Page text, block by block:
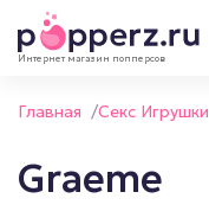
Интернет магазин попперсов
Главная /Секс Игрушки
Graeme